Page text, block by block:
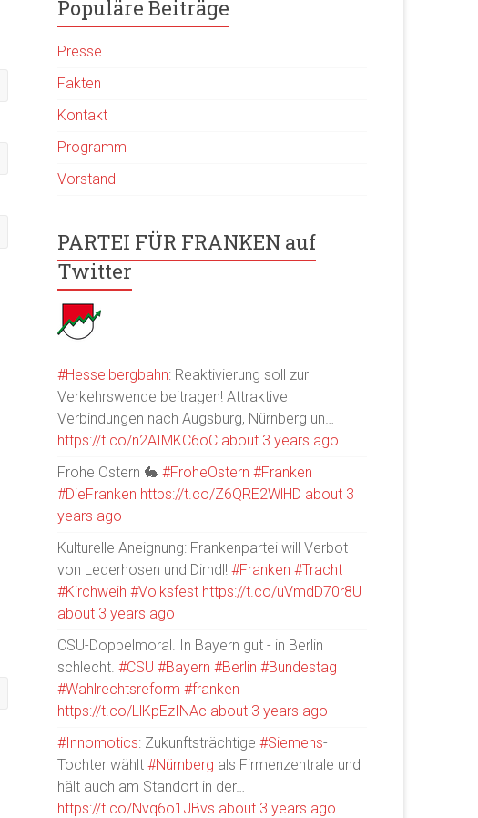
Populäre Beiträge
Presse
Fakten
Kontakt
Programm
Vorstand
PARTEI FÜR FRANKEN auf
Twitter
#Hesselbergbahn: Reaktivierung soll zur
Verkehrswende beitragen! Attraktive
Verbindungen nach Augsburg, Nürnberg un…
https://t.co/n2AIMKC6oC about 3 years ago
Frohe Ostern 🐇#FroheOstern #Franken
#DieFranken https://t.co/Z6QRE2WlHD about 3
years ago
Kulturelle Aneignung: Frankenpartei will Verbot
von Lederhosen und Dirndl!#Franken #Tracht
#Kirchweih #Volksfest https://t.co/uVmdD70r8U
about 3 years ago
CSU-Doppelmoral. In Bayern gut - in Berlin
schlecht.#CSU #Bayern #Berlin #Bundestag
#Wahlrechtsreform #franken
https://t.co/LlKpEzINAc about 3 years ago
#Innomotics: Zukunftsträchtige#Siemens-
Tochter wählt#Nürnberg als Firmenzentrale und
hält auch am Standort in der…
https://t.co/Nvq6o1JBvs about 3 years ago